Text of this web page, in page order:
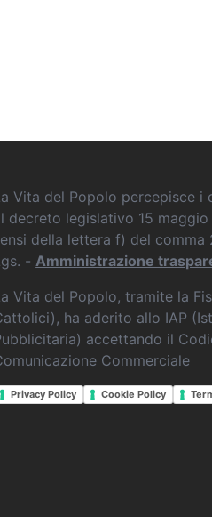
Vita del Popolo percepisce i
decreto legislativo 15 maggio
della lettera f) del
-Amministrazione
Vita del Popolo, tramite la
ha aderito allo IAP
accettando il
Commerciale
Privacy Policy Cookie Policy